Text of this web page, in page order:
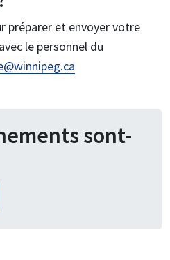
préparer et envoyer votre
le personnel du
sont-